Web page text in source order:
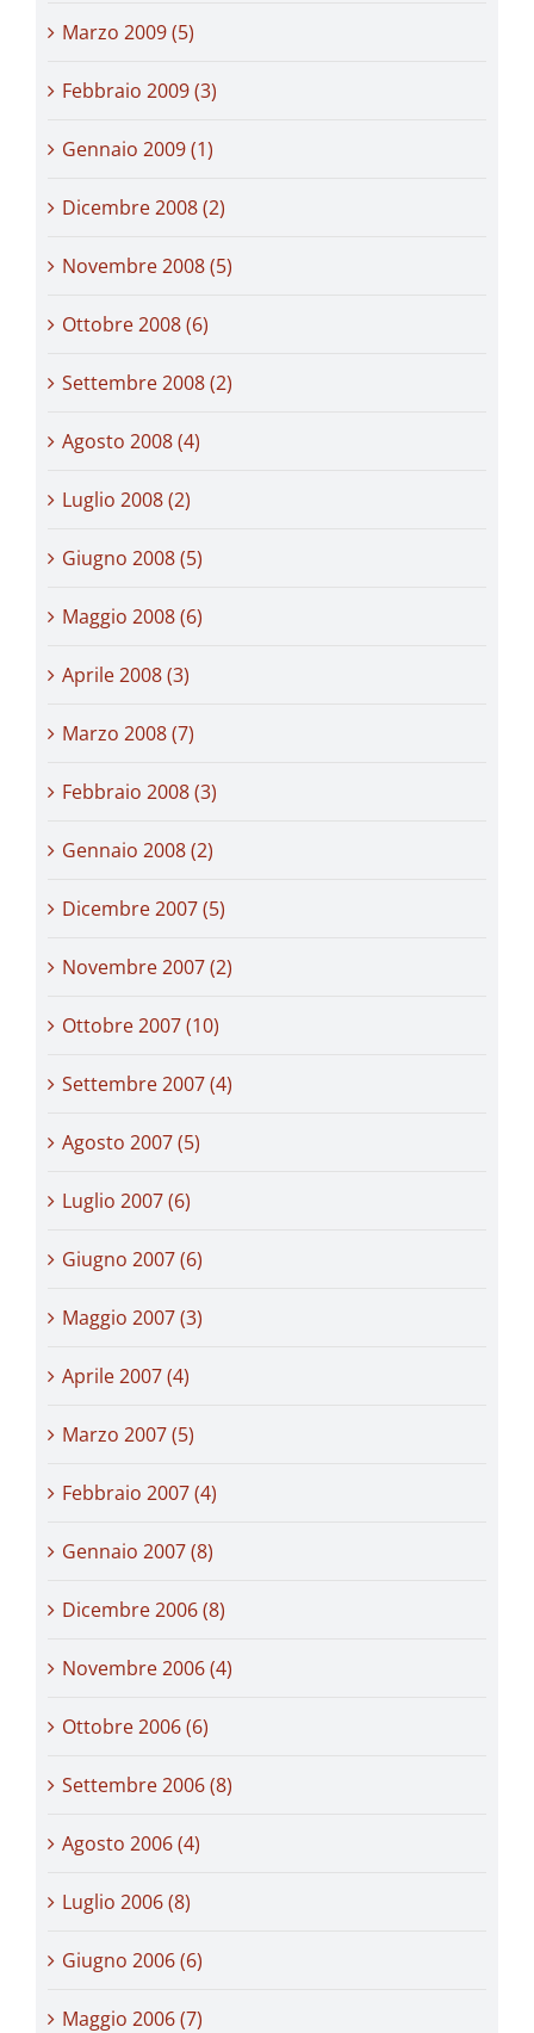
Marzo 2009 (5)
Febbraio 2009 (3)
Gennaio 2009 (1)
Dicembre 2008 (2)
Novembre 2008 (5)
Ottobre 2008 (6)
Settembre 2008 (2)
Agosto 2008 (4)
Luglio 2008 (2)
Giugno 2008 (5)
Maggio 2008 (6)
Aprile 2008 (3)
Marzo 2008 (7)
Febbraio 2008 (3)
Gennaio 2008 (2)
Dicembre 2007 (5)
Novembre 2007 (2)
Ottobre 2007 (10)
Settembre 2007 (4)
Agosto 2007 (5)
Luglio 2007 (6)
Giugno 2007 (6)
Maggio 2007 (3)
Aprile 2007 (4)
Marzo 2007 (5)
Febbraio 2007 (4)
Gennaio 2007 (8)
Dicembre 2006 (8)
Novembre 2006 (4)
Ottobre 2006 (6)
Settembre 2006 (8)
Agosto 2006 (4)
Luglio 2006 (8)
Giugno 2006 (6)
Maggio 2006 (7)